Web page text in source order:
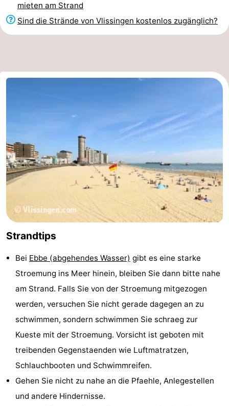
mieten am Strand
Sind die Strände von Vlissingen kostenlos zugänglich?
Strandtips
Bei Ebbe (abgehendes Wasser) gibt es eine starke
Stroemung ins Meer hinein, bleiben Sie dann bitte nahe
am Strand. Falls Sie von der Stroemung mitgezogen
werden, versuchen Sie nicht gerade dagegen an zu
schwimmen, sondern schwimmen Sie schraeg zur
Kueste mit der Stroemung. Vorsicht ist geboten mit
treibenden Gegenstaenden wie Luftmatratzen,
Schlauchbooten und Schwimmreifen.
Gehen Sie nicht zu nahe an die Pfaehle, Anlegestellen
und andere Hindernisse.